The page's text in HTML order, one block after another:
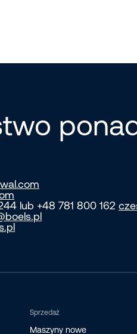
lub +48 781 800 162
Sprzedaż
Maszyny nowe